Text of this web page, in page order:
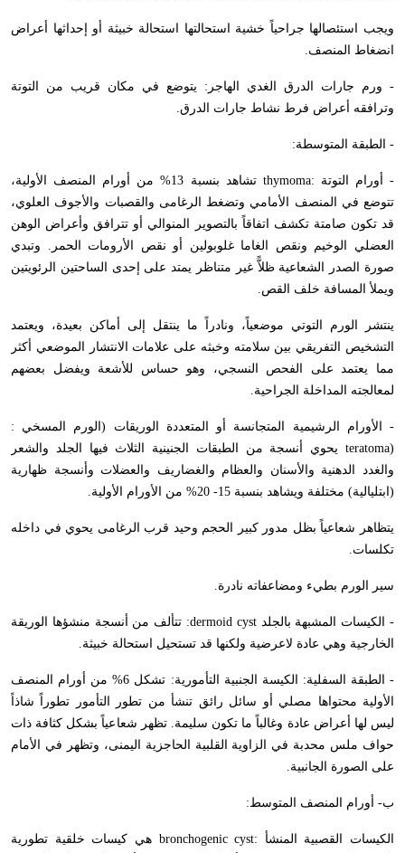
ويجب استئصالها جراحياً خشية استحالتها استحالة خبيثة أو إحداثها أعراض
انضغاط المنصف.
- ورم جارات الدرق الغدي الهاجر: يتوضع في مكان قريب من التوتة
وترافقه أعراض فرط نشاط جارات الدرق.
- الطبقة المتوسطة:
- أورام التوتة :thymoma
تشاهد بنسبة 13% من أورام المنصف الأولية،
تتوضع في المنصف الأمامي وتضغط الرغامى والقصبات والأجوف العلوي،
قد تكون صامتة تكشف اتفاقاً بالتصوير المنوالي أو تترافق وأعراض الوهن
العضلي الوخيم ونقص الغاما غلوبولين أو نقص الأرومات الحمر. وتبدي
صورة الصدر الشعاعية ظلاًّ غير متناظر يمتد على إحدى الساحتين الرئويتين
ويملأ المسافة خلف القص.
ينتشر الورم التوتي موضعياً، ونادراً ما ينتقل إلى أماكن بعيدة، ويعتمد
التشخيص التفريقي بين سلامته وخبثه على علامات الانتشار الموضعي أكثر
مما يعتمد على الفحص النسجي، وهو حساس للأشعة ويفضل بعضهم
لمعالجته المداخلة الجراحية.
- الأورام الرشيمية المتجانسة أو المتعددة الوريقات (الورم المسخي :
(
teratoma يحوي أنسجة من الطبقات الجنينية الثلاث فيها الجلد والشعر
والغدد الدهنية والأسنان والعظام والغضاريف والعضلات وأنسجة ظهارية
(ابتليالية) مختلفة ويشاهد بنسبة 15- 20% من الأورام الأولية.
يتظاهر شعاعياً بظل مدور كبير الحجم وحيد قرب الرغامى يحوي في داخله
تكلسات.
سير الورم بطيء ومضاعفاته نادرة.
- الكيسات المشبهة بالجلدdermoid cyst: تتألف من أنسجة منشؤها الوريقة
الخارجية وهي عادة لاعرضية ولكنها قد تستحيل استحالة خبيثة.
- الطبقة السفلية: الكيسة الجنبية التأمورية: تشكل 6% من أورام المنصف
الأولية محتواها مصلي أو سائل رائق تنشأ من تطور التأمور تطوراً شاذاً
ليس لها أعراض عادة وغالباً ما تكون سليمة. تظهر شعاعياً بشكل كثافة ذات
حواف ملس محدبة في الزاوية القلبية الحاجزية اليمنى، وتظهر في الأمام
على الصورة الجانبية.
ب- أورام المنصف المتوسط:
الكيسات القصبية المنشأ :bronchogenic cyst هي كيسات خلقية تطورية